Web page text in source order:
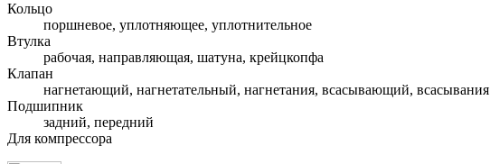
Кольцо
поршневое, уплотняющее, уплотнительное
Втулка
рабочая, направляющая, шатуна, крейцкопфа
Клапан
нагнетающий, нагнетательный, нагнетания, всасывающий, всасывания
Подшипник
задний, передний
Для компрессора